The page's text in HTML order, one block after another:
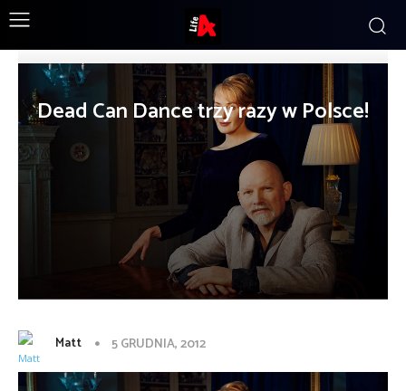
Dead Can Dance trzy razy w Polsce!
Matt 5 GRUDNIA, 2012